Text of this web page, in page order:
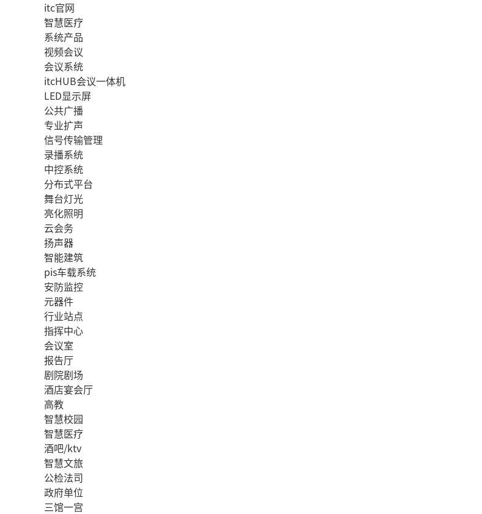
itc官网
智慧医疗
系统产品
视频会议
会议系统
itcHUB会议一体机
LED显示屏
公共广播
专业扩声
信号传输管理
录播系统
中控系统
分布式平台
舞台灯光
亮化照明
云会务
扬声器
智能建筑
pis车载系统
安防监控
元器件
行业站点
指挥中心
会议室
报告厅
剧院剧场
酒店宴会厅
高教
智慧校园
智慧医疗
酒吧/ktv
智慧文旅
公检法司
政府单位
三馆一宫